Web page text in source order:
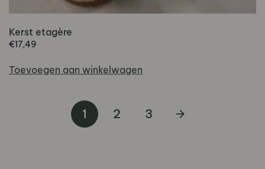
Kerst etagère
€17,49
Toevoegen aan winkelwagen
1 2 3